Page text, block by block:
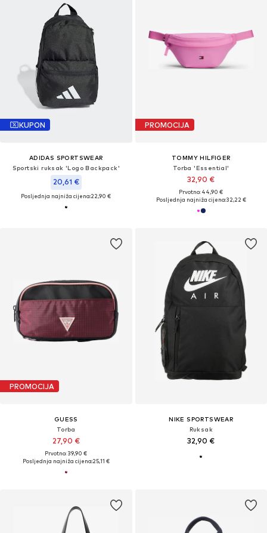
KUPON
ADIDAS SPORTSWEAR
Sportski ruksak 'Logo Backpack'
20,61 €
Posljednja najniža cijena:22,90 €
PROMOCIJA
TOMMY HILFIGER
Torba 'Essential'
32,90 €
Prvotno: 44,90 €
Posljednja najniža cijena:32,22 €
PROMOCIJA
GUESS
Torba
27,90 €
Prvotno: 39,90 €
Posljednja najniža cijena:25,11 €
NIKE SPORTSWEAR
Ruksak
32,90 €